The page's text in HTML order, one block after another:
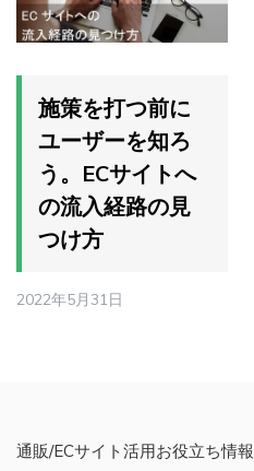
施策を打つ前に
ユーザーを知ろ
う。ECサイトへ
の流入経路の見
つけ方
2022年5月31日
通販/ECサイト活用お役立ち情報